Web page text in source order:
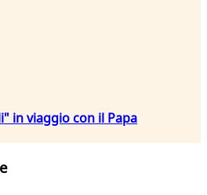
in viaggio con il Papa